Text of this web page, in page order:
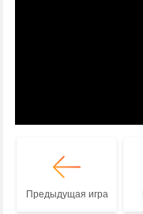
Предыдущая игра